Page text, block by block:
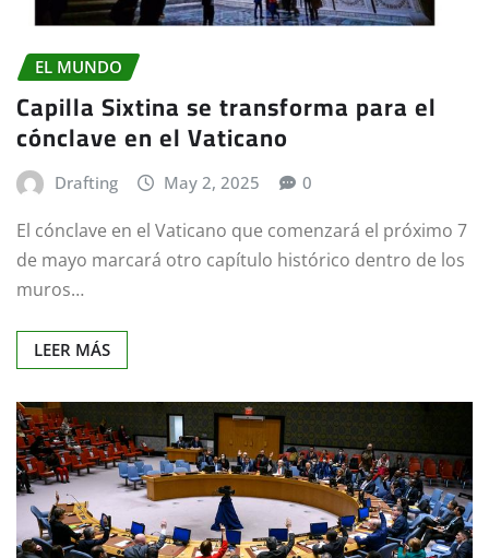
EL MUNDO
Capilla Sixtina se transforma para el
cónclave en el Vaticano
Drafting May 2, 2025 0
El cónclave en el Vaticano que comenzará el próximo 7
de mayo marcará otro capítulo histórico dentro de los
muros…
LEER MÁS